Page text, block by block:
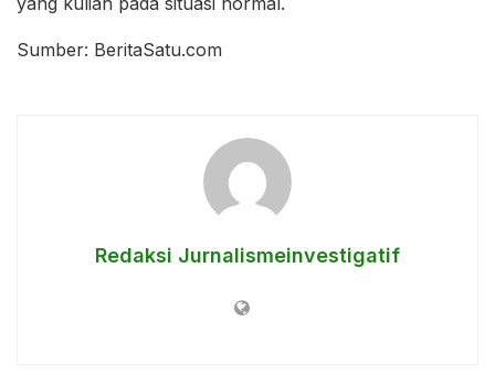
Sumber: BeritaSatu.com
Redaksi Jurnalismeinvestigatif